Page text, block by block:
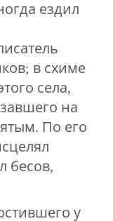
ездил
в схиме
села,
на
По его
бесов,
у